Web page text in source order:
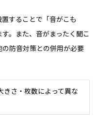
することで「音がこも
。また、音がまったく聞こ
防音対策との併用が必要
さ・枚数によって異な